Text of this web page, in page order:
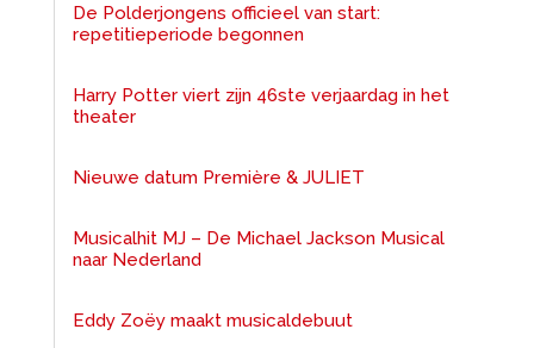
De Polderjongens officieel van start:
repetitieperiode begonnen
Harry Potter viert zijn 46ste verjaardag in het
theater
Nieuwe datum Première & JULIET
Musicalhit MJ – De Michael Jackson Musical
naar Nederland
Eddy Zoëy maakt musicaldebuut